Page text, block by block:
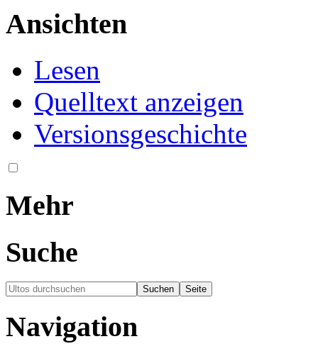
Ansichten
Lesen
Quelltext anzeigen
Versionsgeschichte
Mehr
Suche
Navigation